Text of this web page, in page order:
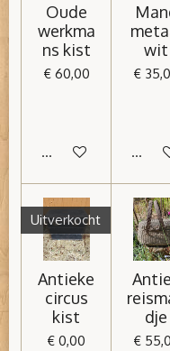
Oude
werkma
ns kist
€ 60,00
In winkelwagen
wit
€
In
Uitverkocht
Antieke
circus
kist
€ 0,00
dje
€